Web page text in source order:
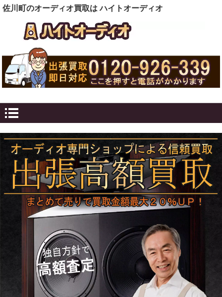
佐川町のオーディオ買取は ハイトオーディオ